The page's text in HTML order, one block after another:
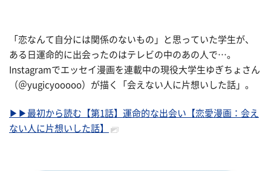
「恋なんて自分には関係のないもの」と思っていた学生が、
ある日運命的に出会ったのはテレビの中のあの人で…。
Instagramでエッセイ漫画を連載中の現役大学生ゆぎちょさん
（＠yugicyooooo）が描く「会えない人に片想いした話」。
▶▶最初から読む【第1話】運命的な出会い【恋愛漫画：会え
ない人に片想いした話】